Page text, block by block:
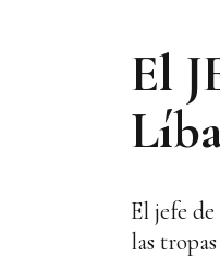
El
El jefe
las